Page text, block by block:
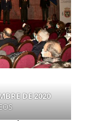
DE 2020